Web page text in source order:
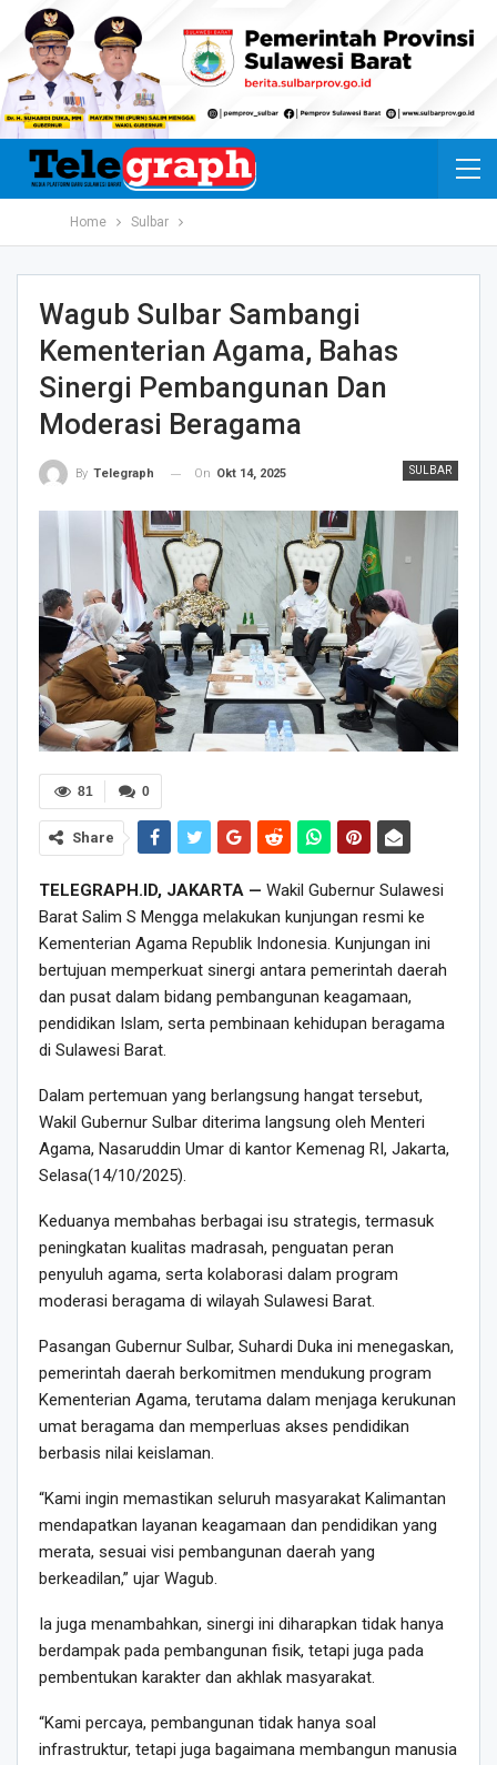
Home Sulbar
Wagub Sulbar Sambangi
Kementerian Agama, Bahas
Sinergi Pembangunan Dan
Moderasi Beragama
SULBAR
By Telegraph On Okt 14, 2025
0
81
Share
TELEGRAPH.ID, JAKARTA — Wakil Gubernur Sulawesi
Barat Salim S Mengga melakukan kunjungan resmi ke
Kementerian Agama Republik Indonesia. Kunjungan ini
bertujuan memperkuat sinergi antara pemerintah daerah
dan pusat dalam bidang pembangunan keagamaan,
pendidikan Islam, serta pembinaan kehidupan beragama
di Sulawesi Barat.
Dalam pertemuan yang berlangsung hangat tersebut,
Wakil Gubernur Sulbar diterima langsung oleh Menteri
Agama, Nasaruddin Umar di kantor Kemenag RI, Jakarta,
Selasa(14/10/2025).
Keduanya membahas berbagai isu strategis, termasuk
peningkatan kualitas madrasah, penguatan peran
penyuluh agama, serta kolaborasi dalam program
moderasi beragama di wilayah Sulawesi Barat.
Pasangan Gubernur Sulbar, Suhardi Duka ini menegaskan,
pemerintah daerah berkomitmen mendukung program
Kementerian Agama, terutama dalam menjaga kerukunan
umat beragama dan memperluas akses pendidikan
berbasis nilai keislaman.
“Kami ingin memastikan seluruh masyarakat Kalimantan
mendapatkan layanan keagamaan dan pendidikan yang
merata, sesuai visi pembangunan daerah yang
berkeadilan,” ujar Wagub.
Ia juga menambahkan, sinergi ini diharapkan tidak hanya
berdampak pada pembangunan fisik, tetapi juga pada
pembentukan karakter dan akhlak masyarakat.
“Kami percaya, pembangunan tidak hanya soal
infrastruktur, tetapi juga bagaimana membangun manusia